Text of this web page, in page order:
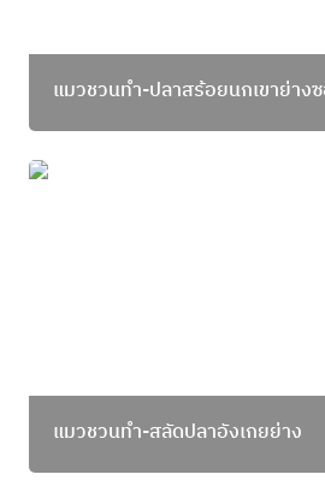
แมวชวนทำ-ปลาสร้อยนกเขาย่าง
แมวชวนทำ-สลัดปลาอังเกยย่าง
แมวชวนทำ-สลัดปลาอังเกยย่าง